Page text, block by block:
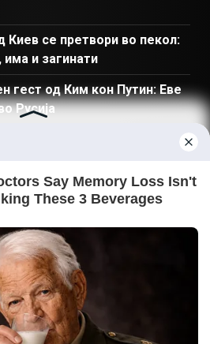
се претвори во пекол:
и загинати
гест од Ким кон Путин: Еве
Русија
и Свет Спорт
Донации
- Powered by dbT18